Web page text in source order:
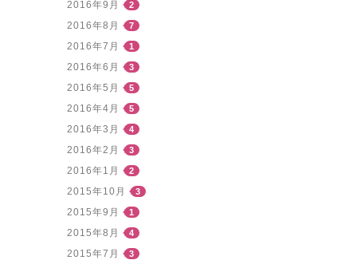
2016年9月 2
2016年8月 7
2016年7月 1
2016年6月 3
2016年5月 5
2016年4月 5
2016年3月 4
2016年2月 3
2016年1月 2
2015年10月 3
2015年9月 1
2015年8月 4
2015年7月 3